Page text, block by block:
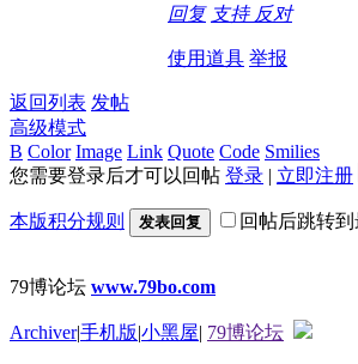
回复 支持 反对
使用道具 举报
返回列表 发帖
高级模式
B Color Image Link Quote Code Smilies
您需要登录后才可以回帖 登录 | 立即注册
本版积分规则 发表回复 回帖后跳转
79博论坛 www.79bo.com
Archiver|手机版|小黑屋| 79博论坛